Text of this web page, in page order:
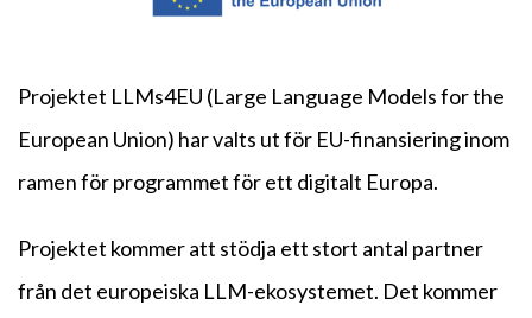
Projektet LLMs4EU (Large Language Models for the
European Union) har valts ut för EU-finansiering inom
ramen för programmet för ett digitalt Europa.
Projektet kommer att stödja ett stort antal partner
från det europeiska LLM-ekosystemet. Det kommer